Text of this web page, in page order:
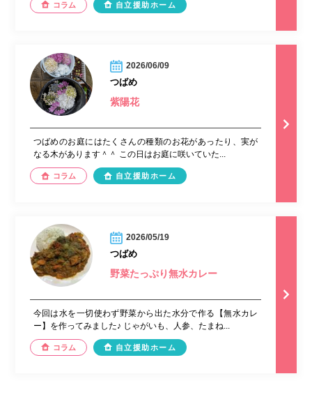
コラム 自立援助ホーム
2026/06/09
つばめ
紫陽花
つばめのお庭にはたくさんの種類のお花があったり、実が
なる木があります＾＾ この日はお庭に咲いていた...
コラム 自立援助ホーム
2026/05/19
つばめ
野菜たっぷり無水カレー
今回は水を一切使わず野菜から出た水分で作る【無水カレ
ー】を作ってみました♪ じゃがいも、人参、たまね...
コラム 自立援助ホーム